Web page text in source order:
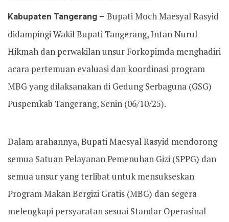
Kabupaten Tangerang – Bupati Moch Maesyal Rasyid
didampingi Wakil Bupati Tangerang, Intan Nurul
Hikmah dan perwakilan unsur Forkopimda menghadiri
acara pertemuan evaluasi dan koordinasi program
MBG yang dilaksanakan di Gedung Serbaguna (GSG)
Puspemkab Tangerang, Senin (06/10/25).
Dalam arahannya, Bupati Maesyal Rasyid mendorong
semua Satuan Pelayanan Pemenuhan Gizi (SPPG) dan
semua unsur yang terlibat untuk mensukseskan
Program Makan Bergizi Gratis (MBG) dan segera
melengkapi persyaratan sesuai Standar Operasinal